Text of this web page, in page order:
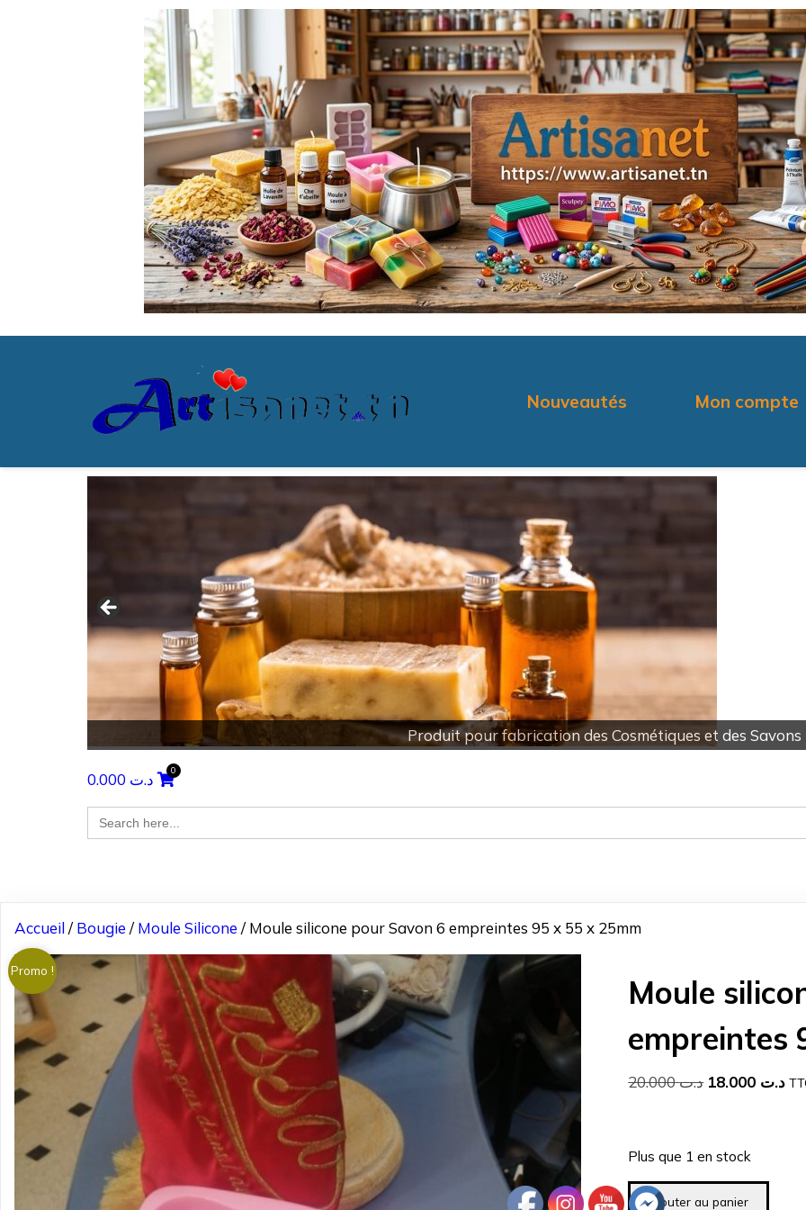
Nouveautés Mon compte
Livraison Gratuite à Partir de 100DT
د.ت
Search
for:
Accueil/Bougie /Moule Silicone / Moule silicone pour Savon 6 empreintes 95 x 55 x 25mm
Promo !
Moule
empreintes
د.ت20.000
Le
était :
د.تLe
Plus que 1 en stock
quantité
Ajouter au panier